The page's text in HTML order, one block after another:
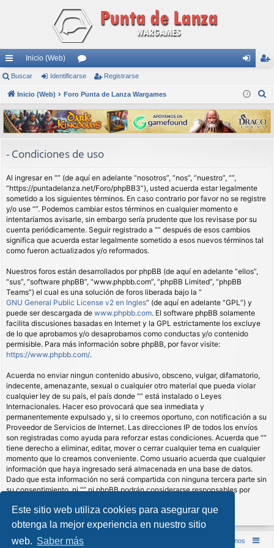
Este sitio web utiliza cookies para asegurar que
obtenga la mejor experiencia en nuestro sitio
web. Saber más
nl
ac
es
rá
s
Inicio (Web)
or
os nti
fic
ar
ist
ra
rs
Buscar Identificarse Registrarse
Inicio (Web) Foro Punta de Lanza Wargames
s
c
- Condiciones de uso
Al ingresar en “” (de aquí en adelante “nosotros”, “nos”, “nuestro”, “”,
“https://puntadelanza.net/Foro/phpBB3”), usted acuerda estar legalmente
sometido a los siguientes términos. En caso contrario por favor no se registre
y/o use “”. Podemos cambiar estos términos en cualquier momento e
intentaríamos avisarle, sin embargo sería prudente que los revisase por su
cuenta periódicamente. Seguir registrado a “” después de esos cambios
significa que acuerda estar legalmente sometido a esos nuevos términos tal
como fueron actualizados y/o reformados.
Nuestros foros están desarrollados por phpBB (de aquí en adelante “ellos”,
“sus”, “software phpBB”, “www.phpbb.com”, “phpBB Limited”, “phpBB
Teams”) el cual es una solución de foros liberada bajo la “
GNU General Public License v2 en Ingles” (de aquí en adelante “GPL”) y
puede ser descargada de www.phpbb.com. El software phpBB solamente
facilita discusiones basadas en Internet y la GPL estrictamente los excluye
de lo que aprobamos y/o desaprobamos como conductas y/o contenido
permisible. Para más información sobre phpBB, por favor visite:
https://www.phpbb.com/.
Acuerda no enviar ningun contenido abusivo, obsceno, vulgar, difamatorio,
indecente, amenazante, sexual o cualquier otro material que pueda violar
cualquier ley de su país, el país donde “” está instalado o Leyes
Internacionales. Hacer eso provocará que sea inmediata y
permanentemente expulsado y, si lo creemos oportuno, con notificación a su
Proveedor de Servicios de Internet. Las direcciones IP de todos los envíos
son registradas como ayuda para reforzar estas condiciones. Acuerda que “”
tiene derecho a eliminar, editar, mover o cerrar cualquier tema en cualquier
momento que lo creamos conveniente. Como usuario acuerda que cualquier
información que haya ingresado será almacenada en una base de datos.
Dado que esta información no será compartida con ninguna tercera parte sin
su consentimiento, ni “” ni phpBB podrán considerarse responsables por
comprometidos.
Inicio (Web) Foro Punta de Lanza Wargames Contáctenos